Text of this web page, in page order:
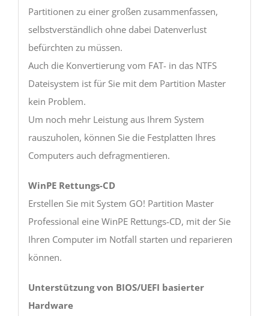
Partitionen zu einer großen zusammenfassen,
selbstverständlich ohne dabei Datenverlust
befürchten zu müssen.
Auch die Konvertierung vom FAT- in das NTFS
Dateisystem ist für Sie mit dem Partition Master
kein Problem.
Um noch mehr Leistung aus Ihrem System
rauszuholen, können Sie die Festplatten Ihres
Computers auch defragmentieren.
WinPE Rettungs-CD
Erstellen Sie mit System GO! Partition Master
Professional eine WinPE Rettungs-CD, mit der Sie
Ihren Computer im Notfall starten und reparieren
können.
Unterstützung von BIOS/UEFI basierter
Hardware